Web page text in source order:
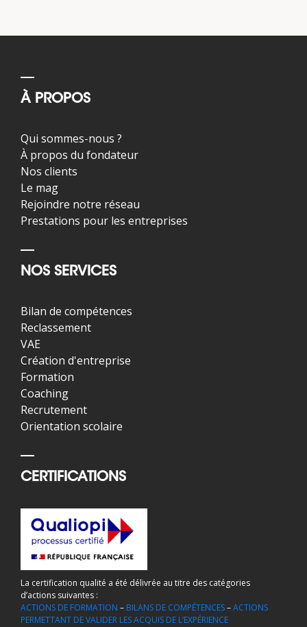
À PROPOS
Qui sommes-nous ?
À propos du fondateur
Nos clients
Le mag
Rejoindre notre réseau
Prestations pour les entreprises
NOS SERVICES
Bilan de compétences
Reclassement
VAE
Création d'entreprise
Formation
Coaching
Recrutement
Orientation scolaire
CERTIFICATIONS
La certification qualité a été délivrée au titre des catégories
d’actions suivantes :
ACTIONS DE FORMATION – BILANS DE COMPÉTENCES–ACTIONS
PERMETTANT DE VALIDER LES ACQUIS DE L’EXPÉRIENCE